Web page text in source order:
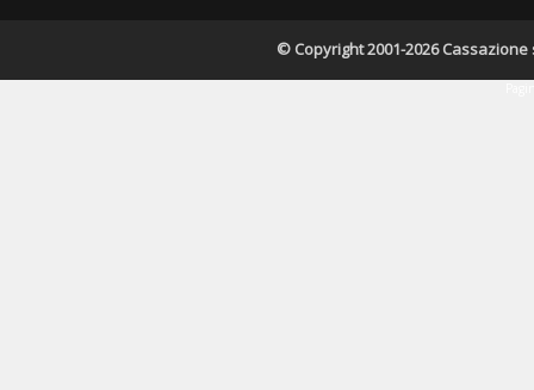
© Copyright 2001-2026 Cassazione